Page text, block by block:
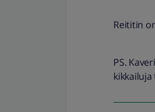
Reititin
PS.